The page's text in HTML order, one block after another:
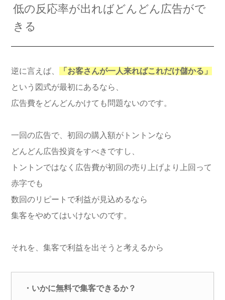
低の反応率が出ればどんどん広告がで
きる
逆に言えば、
「お客さんが一人来ればこれだけ儲かる」
という図式が最初にあるなら、
広告費をどんどんかけても問題ないのです。
一回の広告で、初回の購入額がトントンなら
どんどん広告投資をすべきですし、
トントンではなく広告費が初回の売り上げより上回って
赤字でも
数回のリピートで利益が見込めるなら
集客をやめてはいけないのです。
それを、集客で利益を出そうと考えるから
・いかに無料で集客できるか？